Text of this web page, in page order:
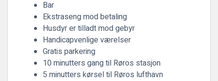
Bar
Ekstraseng mod betaling
Husdyr er tilladt mod gebyr
Handicapvenlige værelser
Gratis parkering
10 minutters gang til Røros stasjon
5 minutters kørsel til Røros lufthavn